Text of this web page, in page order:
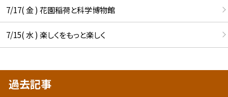
7/17( 金 ) 花園稲荷と科学博物館
7/15( 水 ) 楽しくをもっと楽しく
過去記事